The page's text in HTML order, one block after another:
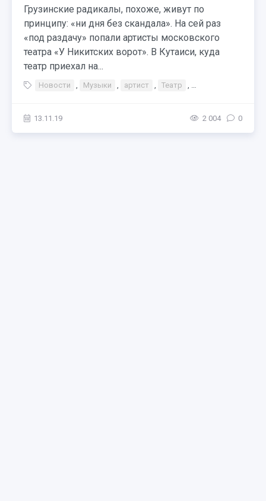
Грузинские радикалы, похоже, живут по
принципу: «ни дня без скандала». На сей раз
«под раздачу» попали артисты московского
театра «У Никитских ворот». В Кутаиси, куда
театр приехал на...
Новости , Музыки , артист , Театр , Тэги Театр Война
13.11.19 2 004 0